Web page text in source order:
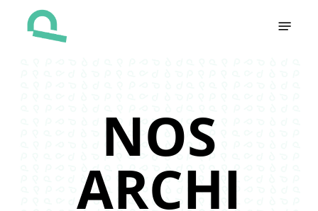
NOS
ARCHI